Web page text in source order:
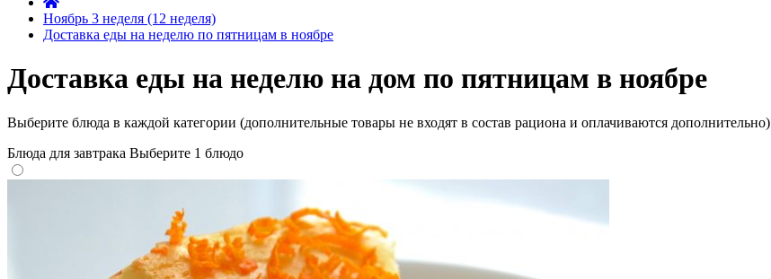
Ноябрь 3 неделя (12 неделя)
Доставка еды на неделю по пятницам в ноябре
Доставка еды на неделю на дом по пятницам в ноябре
Выберите блюда в каждой категории (дополнительные товары не входят в состав рациона и оплачиваются дополнительно)
Блюда для завтрака Выберите 1 блюдо